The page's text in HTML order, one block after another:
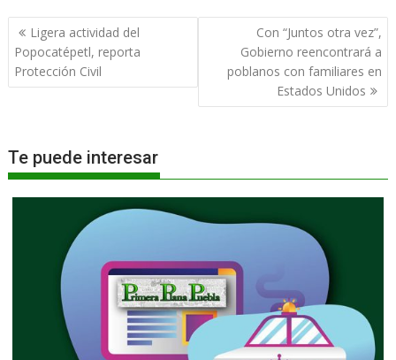
Navegación
de
entradas
Ligera actividad del
Popocatépetl, reporta
Protección Civil
Con “Juntos otra vez”,
Gobierno reencontrará a
poblanos con familiares en
Estados Unidos
Te puede interesar